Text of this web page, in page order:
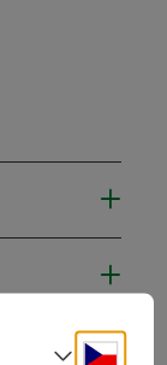
Cesky
Volba